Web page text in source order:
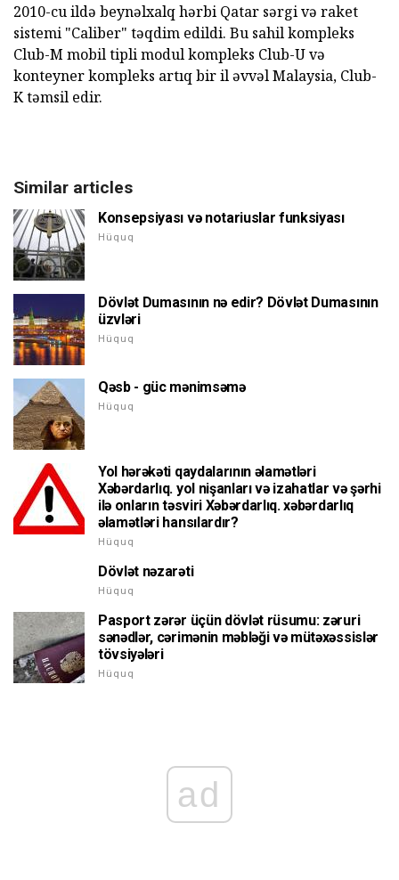
2010-cu ildə beynəlxalq hərbi Qatar sərgi və raket
sistemi "Caliber" təqdim edildi. Bu sahil kompleks
Club-M mobil tipli modul kompleks Club-U və
konteyner kompleks artıq bir il əvvəl Malaysia, Club-
K təmsil edir.
Similar articles
Konsepsiyası və notariuslar funksiyası
Hüquq
Dövlət Dumasının nə edir? Dövlət Dumasının
üzvləri
Hüquq
Qəsb - güc mənimsəmə
Hüquq
Yol hərəkəti qaydalarının əlamətləri
Xəbərdarlıq. yol nişanları və izahatlar və şərhi
ilə onların təsviri Xəbərdarlıq. xəbərdarlıq
əlamətləri hansılardır?
Hüquq
Dövlət nəzarəti
Hüquq
Pasport zərər üçün dövlət rüsumu: zəruri
sənədlər, cərimənin məbləği və mütəxəssislər
tövsiyələri
Hüquq
ad